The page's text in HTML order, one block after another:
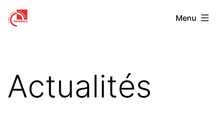
Aller
auCentre
Provence
Menu
Actualités